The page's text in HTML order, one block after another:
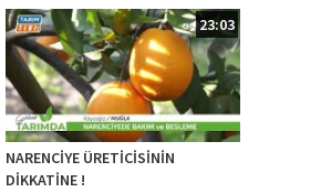
23:03
NARENCİYE ÜRETİCİSİNİN
DİKKATİNE !